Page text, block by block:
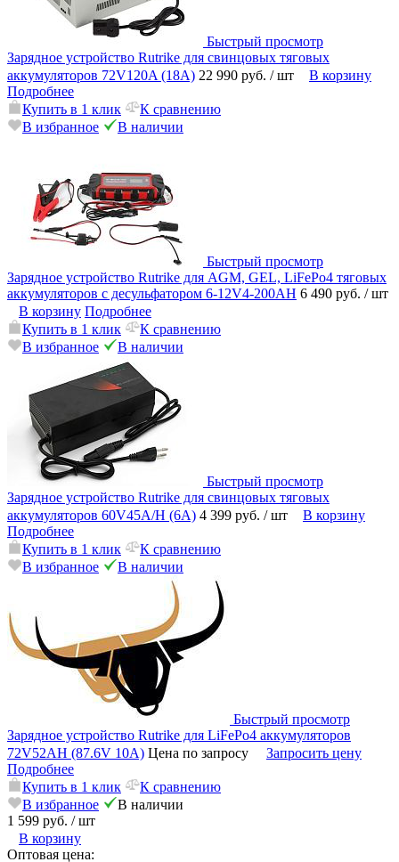
Быстрый просмотр
Зарядное устройство Rutrike для свинцовых тяговых
аккумуляторов 72V120A (18А) 22 990 руб. / шт
В корзину
Подробнее
Купить в 1 клик
К сравнению
В избранное
В наличии
Быстрый просмотр
Зарядное устройство Rutrike для AGM, GEL, LiFePo4 тяговых
аккумуляторов с десульфатором 6-12V4-200AН 6 490 руб. / шт
В корзину Подробнее
Купить в 1 клик
К сравнению
В избранное
В наличии
Быстрый просмотр
Зарядное устройство Rutrike для свинцовых тяговых
аккумуляторов 60V45A/H (6A) 4 399 руб. / шт
В корзину
Подробнее
Купить в 1 клик
К сравнению
В избранное
В наличии
Быстрый просмотр
Зарядное устройство Rutrike для LiFePo4 аккумуляторов
72V52AH (87.6V 10A) Цена по запросу
Запросить цену
Подробнее
Купить в 1 клик
К сравнению
В избранное
В наличии
1 599 руб. / шт
В корзину
Оптовая цена: